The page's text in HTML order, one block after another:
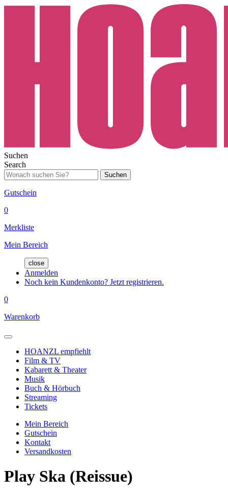
Suchen
Search
Suchen
Gutschein
0
Merkliste
Mein Bereich
close
Anmelden
Noch kein Kundenkonto? Jetzt registrieren.
0
Warenkorb
HOANZL empfiehlt
Film & TV
Kabarett & Theater
Musik
Buch & Hörbuch
Streaming
Tickets
Mein Bereich
Gutschein
Kontakt
Versandkosten
Play Ska (Reissue)